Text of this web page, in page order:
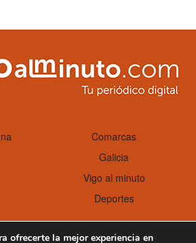
Comarcas
Galicia
Vigo al minuto
Deportes
ofrecerte la mejor experiencia en